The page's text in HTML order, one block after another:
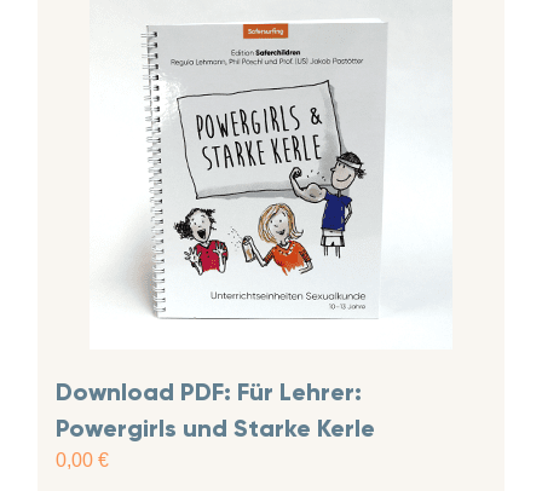
Download PDF: Für Lehrer:
Powergirls und Starke Kerle
0,00 €